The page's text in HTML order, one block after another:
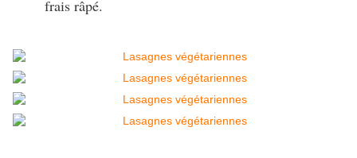
frais râpé.